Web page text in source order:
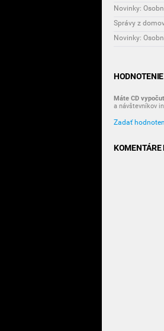
Novinky:
Správy z
Máte CD
a návštevníkov
Zadať
KOMENTÁRE